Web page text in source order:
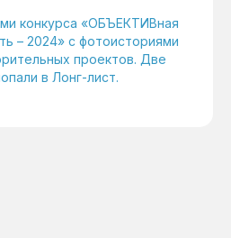
конкурса «ОБЪЕКТИВная
– 2024» с фотоисториями
проектов. Две
в Лонг-лист.